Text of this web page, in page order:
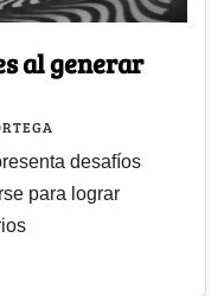
al generar
desafíos
para lograr